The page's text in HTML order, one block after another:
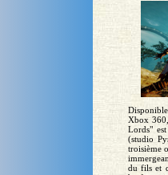
Xbox
Lords"
(studio
troisième
du fils et